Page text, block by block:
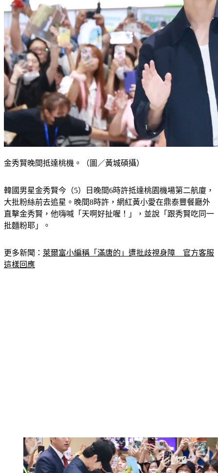
金秀賢晚間抵達桃機。（圖／黃城碩攝）
韓國男星金秀賢今（5）日晚間6時許抵達桃園機場第二航廈，
大批粉絲前去追星。晚間8時許，網紅黃小愛在鼎泰豐餐廳外
直擊金秀賢，他嗨喊「天啊好扯喔！」，並說「跟秀賢吃同一
批麵粉耶」。
更多新聞： 萊爾富小編稱「滿唐的」遭批歧視身障　官方客服
這樣回應